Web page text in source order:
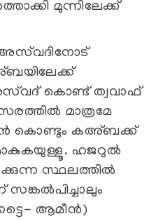
മുന്നിലേക്ക്
കൊണ്ട് ത്വവാഫ്
മാത്രമേ
കൊണ്ടും കഅ്ബക്ക്
ഹജറുല്‍
സ്ഥലത്തില്‍
സങ്കല്‍പിച്ചാലും
ആമീന്‍)